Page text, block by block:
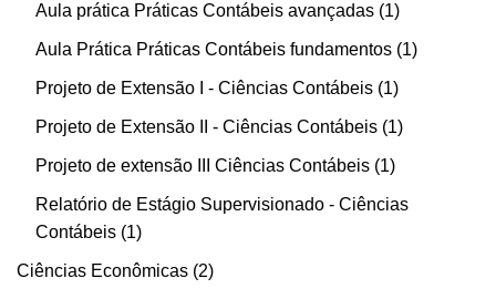
Aula prática Práticas Contábeis avançadas 1
Aula Prática Práticas Contábeis fundamentos 1
Projeto de Extensão I - Ciências Contábeis 1
Projeto de Extensão II - Ciências Contábeis 1
Projeto de extensão III Ciências Contábeis 1
Relatório de Estágio Supervisionado - Ciências
Contábeis 1
Ciências Econômicas 2